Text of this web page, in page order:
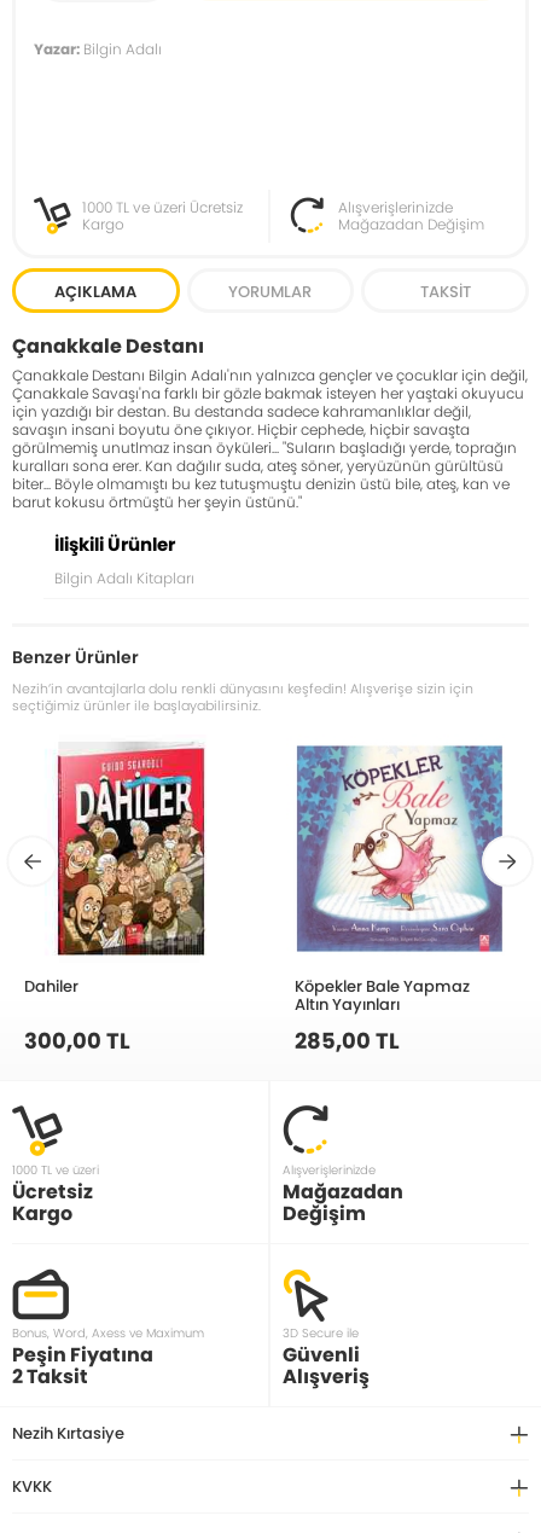
Yazar: Bilgin Adalı
1000 TL ve üzeri Ücretsiz
Kargo
Alışverişlerinizde
Mağazadan Değişim
AÇIKLAMA YORUMLAR TAKSIT
Çanakkale Destanı
Çanakkale Destanı Bilgin Adalı'nın yalnızca gençler ve çocuklar için değil,
Çanakkale Savaşı'na farklı bir gözle bakmak isteyen her yaştaki okuyucu
için yazdığı bir destan. Bu destanda sadece kahramanlıklar değil,
savaşın insani boyutu öne çıkıyor. Hiçbir cephede, hiçbir savaşta
görülmemiş unutlmaz insan öyküleri... "Suların başladığı yerde, toprağın
kuralları sona erer. Kan dağılır suda, ateş söner, yeryüzünün gürültüsü
biter... Böyle olmamıştı bu kez tutuşmuştu denizin üstü bile, ateş, kan ve
barut kokusu örtmüştü her şeyin üstünü."
İlişkili Ürünler
Bilgin Adalı Kitapları
Benzer Ürünler
Nezih’in avantajlarla dolu renkli dünyasını keşfedin! Alışverişe sizin için
seçtiğimiz ürünler ile başlayabilirsiniz.
Dahiler
300,00 TL
Köpekler Bale Yapmaz
Altın Yayınları
285,00 TL
1000 TL ve üzeri
Ücretsiz
Kargo
Alışverişlerinizde
Mağazadan
Değişim
Bonus, Word, Axess ve Maximum
Peşin Fiyatına
2 Taksit
3D Secure ile
Güvenli
Alışveriş
Nezih Kırtasiye
KVKK